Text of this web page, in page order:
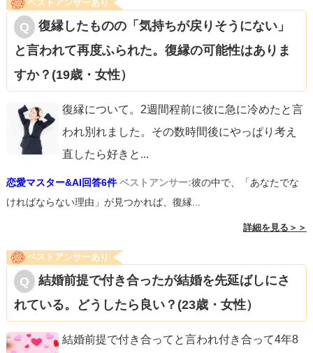
ベストアンサーあり
復縁したものの「気持ちが戻りそうにない」
と言われて再度ふられた。復縁の可能性はありま
すか？(19歳・女性）
復縁について。2週間程前に彼に急に冷めたと言
われ別れました。その数時間後にやっぱり考え
直したら好きと ...
恋愛マスター&AI回答6件 ベストアンサー:彼の中で、「あなたでな
ければならない理由」が見つかれば、復縁...
詳細を見る＞＞
ベストアンサーあり
結婚前提で付き合ったが結婚を先延ばしにさ
れている。どうしたら良い？(23歳・女性）
結婚前提で付き合ってと言われ付き合って4年8